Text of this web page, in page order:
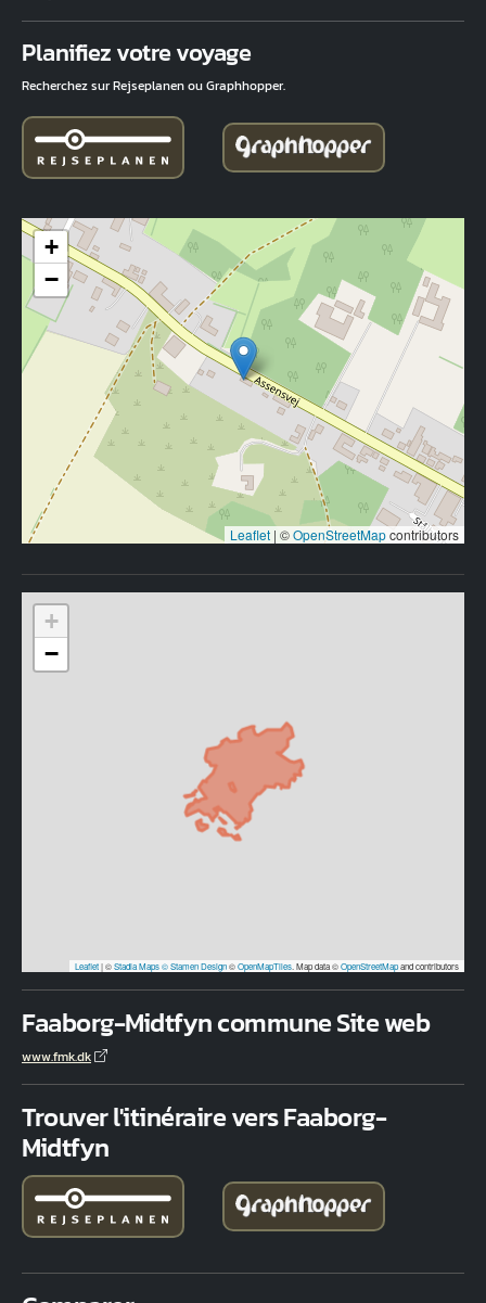
Planifiez votre voyage
Recherchez sur Rejseplanen ou Graphhopper.
+
−
Leaflet | ©OpenStreetMapcontributors
+
−
Leaflet|©Stadia Maps© Stamen Design©OpenMapTiles . Map data ©OpenStreetMapand contributors
Faaborg-Midtfyn commune Site web
www.fmk.dk
Trouver l'itinéraire vers Faaborg-
Midtfyn